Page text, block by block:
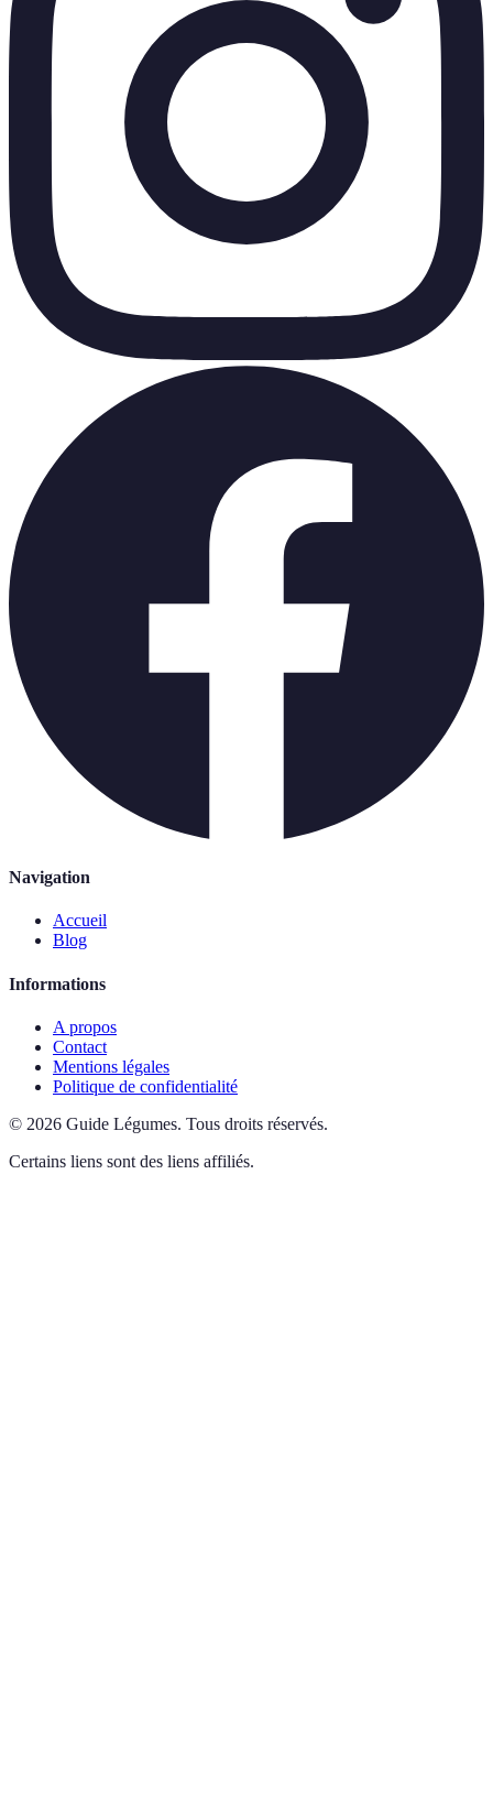
Navigation
Accueil
Blog
Informations
A propos
Contact
Mentions légales
Politique de confidentialité
© 2026 Guide Légumes. Tous droits réservés.
Certains liens sont des liens affiliés.